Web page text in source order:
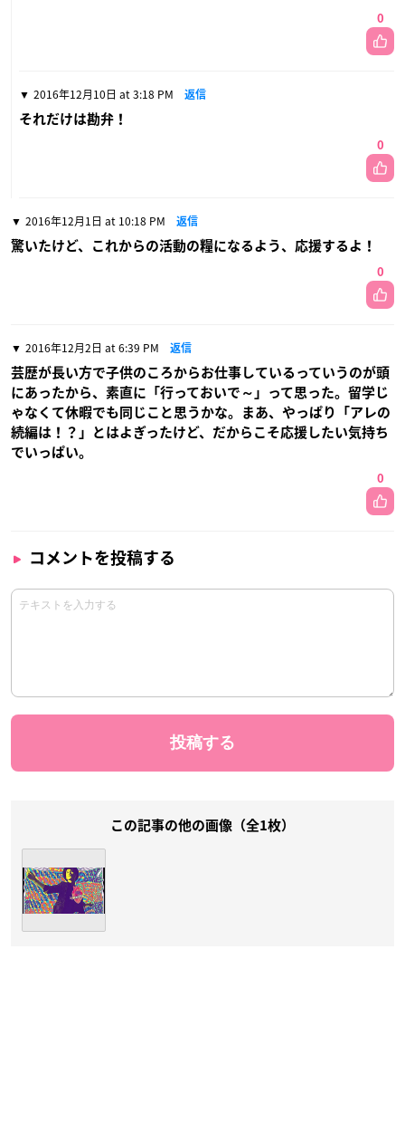
0
2016年12月10日 at 3:18 PM 返信
それだけは勘弁！
0
2016年12月1日 at 10:18 PM 返信
驚いたけど、これからの活動の糧になるよう、応援するよ！
0
2016年12月2日 at 6:39 PM 返信
芸歴が長い方で子供のころからお仕事しているっていうのが頭
にあったから、素直に「行っておいで～」って思った。留学じ
ゃなくて休暇でも同じこと思うかな。まあ、やっぱり「アレの
続編は！？」とはよぎったけど、だからこそ応援したい気持ち
でいっぱい。
0
コメントを投稿する
この記事の他の画像（全1枚）